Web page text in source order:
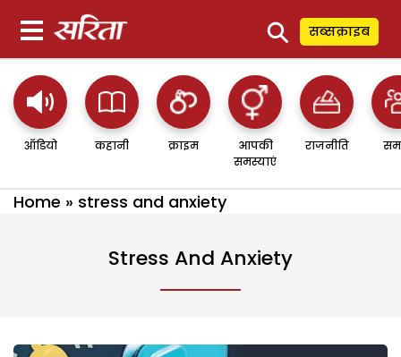
⚲ सब्सक्राइब
ऑडियो कहानी क्राइम
आपकी
समस्याएं
राजनीति
Home » stress and anxiety
Stress And Anxiety